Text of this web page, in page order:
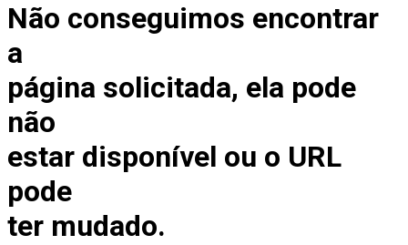
Não conseguimos encontrar
a
página solicitada, ela pode
não
estar disponível ou o URL
pode
ter mudado.